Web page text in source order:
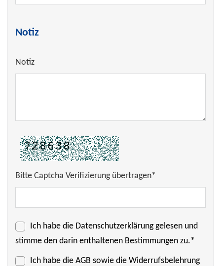
Notiz
Notiz
Bitte Captcha Verifizierung übertragen*
Ich habe die Datenschutzerklärunggelesen und
stimme den darin enthaltenen Bestimmungen zu.*
Ich habe die AGB sowie die Widerrufsbelehrung